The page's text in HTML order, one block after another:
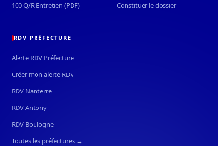
100 Q/R Entretien (PDF)
Constituer le dossier
RDV PRÉFECTURE
Alerte RDV Préfecture
Créer mon alerte RDV
RDV Nanterre
RDV Antony
RDV Boulogne
Toutes les préfectures →